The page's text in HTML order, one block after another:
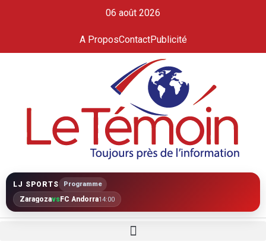
06 août 2026
A ProposContactPublicité
LJ SPORTS Programme
ZaragozavsFC Andorra14:00